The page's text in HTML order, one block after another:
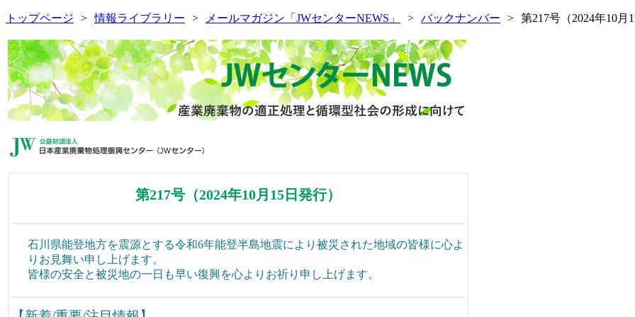
トップページ 情報ライブラリー メールマガジン「JWセンターNEWS」 バックナンバー 第217号（2024年10月
第217号（2024年10月15日発行）
石川県能登地方を震源とする令和6年能登半島地震により被災された地域の皆様に心よ
りお見舞い申し上げます。
皆様の安全と被災地の一日も早い復興を心よりお祈り申し上げます。